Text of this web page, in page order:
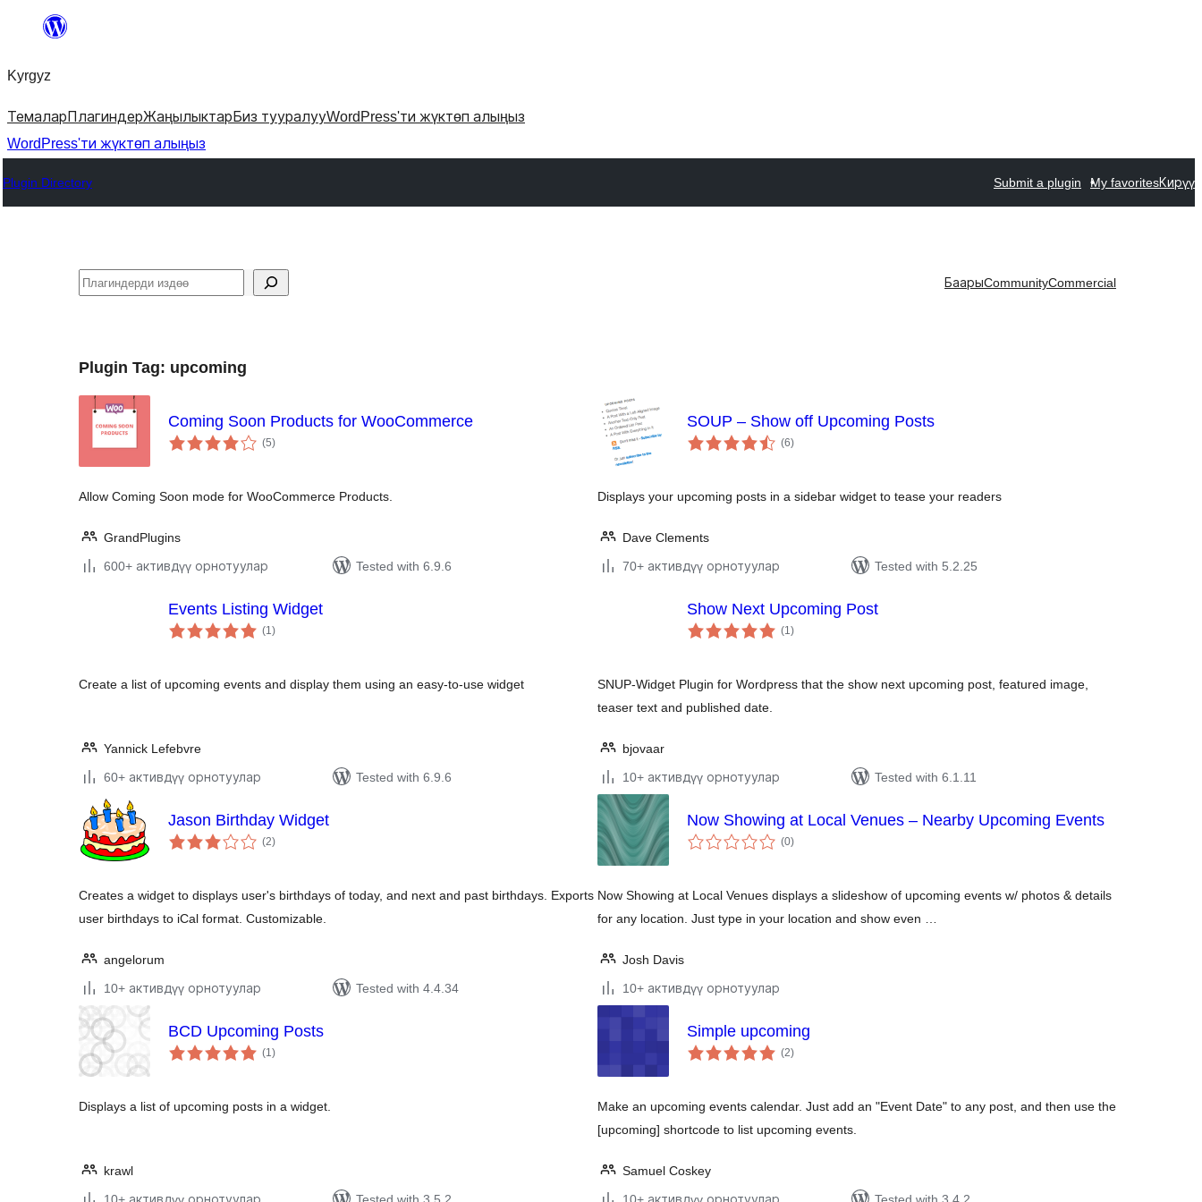
Мазмунга
Kyrgyz
Темалар ПлагиндерЖаңылыктар Биз тууралууWordPress'ти жүктөп алыңыз
WordPress'ти жүктөп алыңыз
Plugin Directory Submit a plugin My favoritesКирүү
Издөө БаарыCommunityCommercial
Plugin Tag: upcoming
Coming Soon Products for WooCommerce
(5total
ratings
)
Allow Coming Soon mode for WooCommerce Products.
GrandPlugins
600+ активдүү орнотуулар
Tested with 6.9.6
SOUP – Show off Upcoming Posts
(6total
ratings
)
Displays your upcoming posts in a sidebar widget to tease your readers
Dave Clements
70+ активдүү орнотуулар
Tested with 5.2.25
Events Listing Widget
(1total
ratings
)
Create a list of upcoming events and display them using an easy-to-use widget
Yannick Lefebvre
60+ активдүү орнотуулар
Tested with 6.9.6
Show Next Upcoming Post
(1total
ratings
)
SNUP-Widget Plugin for Wordpress that the show next upcoming post, featured image,
teaser text and published date.
bjovaar
10+ активдүү орнотуулар
Tested with 6.1.11
Jason Birthday Widget
(2total
ratings
)
Creates a widget to displays user's birthdays of today, and next and past birthdays. Exports
user birthdays to iCal format. Customizable.
angelorum
10+ активдүү орнотуулар
Tested with 4.4.34
Now Showing at Local Venues – Nearby Upcoming Events
(0total
ratings
)
Now Showing at Local Venues displays a slideshow of upcoming events w/ photos & details
for any location. Just type in your location and show even …
Josh Davis
10+ активдүү орнотуулар
BCD Upcoming Posts
(1total
ratings
)
Displays a list of upcoming posts in a widget.
krawl
Simple upcoming
(2total
ratings
)
Make an upcoming events calendar. Just add an "Event Date" to any post, and then use the
[upcoming] shortcode to list upcoming events.
Samuel Coskey